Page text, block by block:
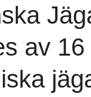
av